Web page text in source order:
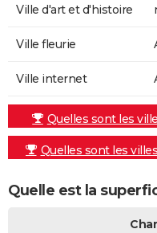
Ville d'art et d'histoire
Ville fleurie
Ville internet
Quelles sont les
Quelles sont les
Quelle est la